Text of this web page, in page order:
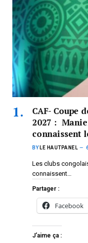
CAF- Coupe
2027 :
connaissent
BY LE HAUTPANEL
Les clubs
connaissent…
Partager :
Facebook
J’aime ça :